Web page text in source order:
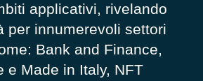
applicativi, rivelando
per innumerevoli settori
Bank and Finance,
e Made in Italy, NFT